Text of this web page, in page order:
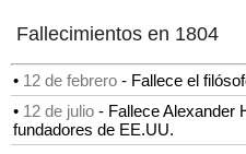
Fallecimientos en 1804
• 12 de febrero - Fallece el
• 12 de julio - Fallece Alexander
fundadores de EE.UU.